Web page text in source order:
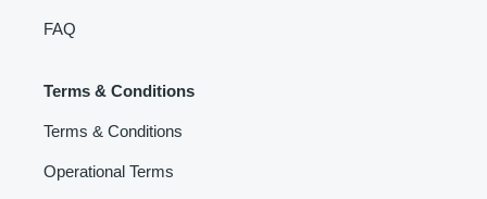
FAQ
Terms & Conditions
Terms & Conditions
Operational Terms